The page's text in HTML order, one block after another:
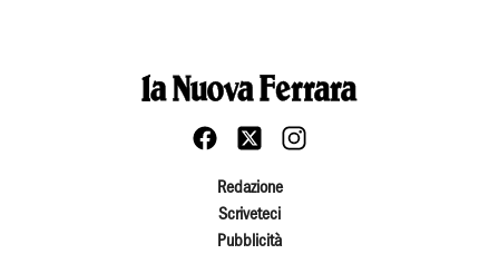
Redazione
Scriveteci
Pubblicità